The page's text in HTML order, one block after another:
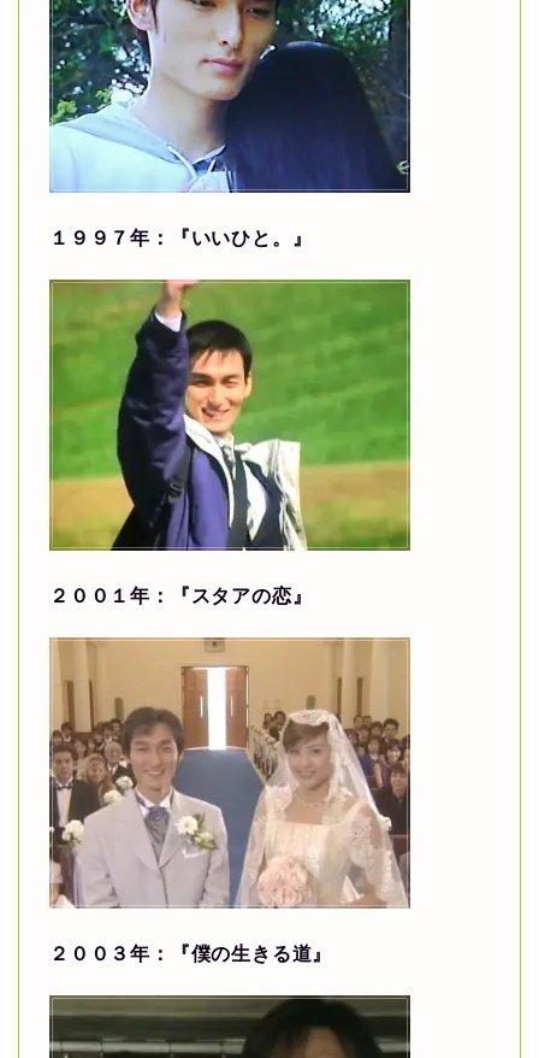
１９９７年：『いいひと。』
２００１年：『スタアの恋』
２００３年：『僕の生きる道』